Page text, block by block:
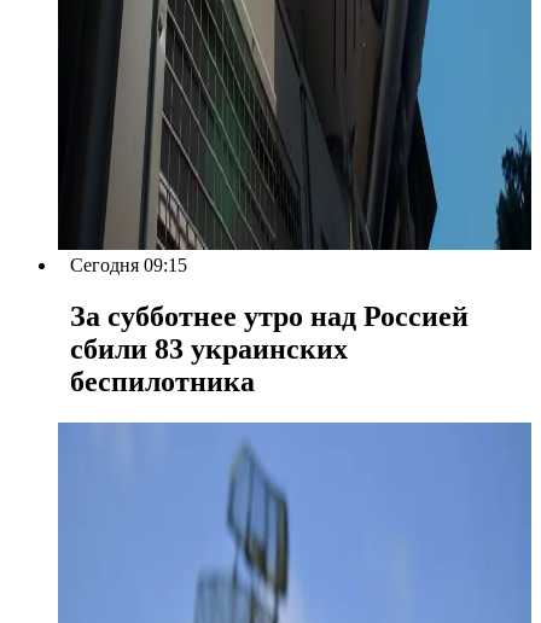
Сегодня 09:15
За субботнее утро над Россией
сбили 83 украинских
беспилотника